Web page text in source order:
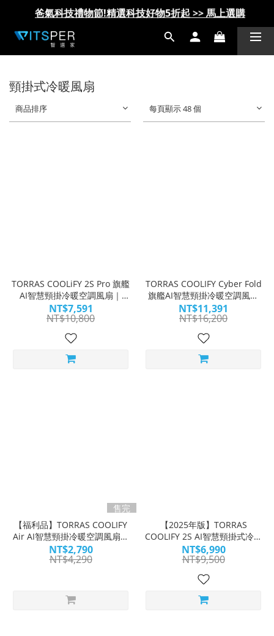
爸氣科技禮物節!精選科技好物5折起 >> 馬上選購
爸氣科技禮物節!精選科技好物5折起 >> 馬上選購
頸掛式冷暖風扇
商品排序 每頁顯示 48 個
TORRAS COOLiFY 2S Pro 旗艦
AI智慧頸掛冷暖空調風扇｜
COOL玩 新摺學
NT$7,591
NT$10,800
TORRAS COOLIFY Cyber Fold
旗艦AI智慧頸掛冷暖空調風扇
｜極地 COOL 涼 完美雙摺學
NT$11,391
NT$16,200
售完
【福利品】TORRAS COOLIFY
Air AI智慧頸掛冷暖空調風扇丨
輕涼一夏 COOL翻全場
NT$2,790
NT$4,290
【2025年版】TORRAS
COOLIFY 2S AI智慧頸掛式冷暖
空調｜不只COOL 還更酷
NT$6,990
NT$9,500